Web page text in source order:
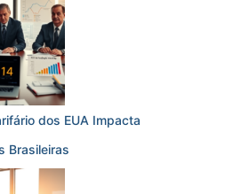
dos EUA Impacta
Brasileiras